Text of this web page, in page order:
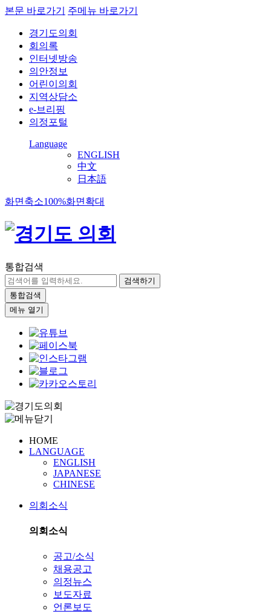
본문 바로가기 주메뉴 바로가기
경기도의회
회의록
인터넷방송
의안정보
어린이의회
지역상담소
e-브리핑
의정포털
Language
ENGLISH
中文
日本語
화면축소100%화면확대
통합검색
검색하기
통합검색
메뉴 열기
HOME
LANGUAGE
ENGLISH
JAPANESE
CHINESE
의회소식
의회소식
공고/소식
채용공고
의정뉴스
보도자료
언론보도